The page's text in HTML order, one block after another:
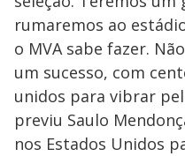
rumaremos ao
o MVA sabe fazer.
um sucesso, com
unidos para vibrar
previu Saulo
nos Estados Unidos